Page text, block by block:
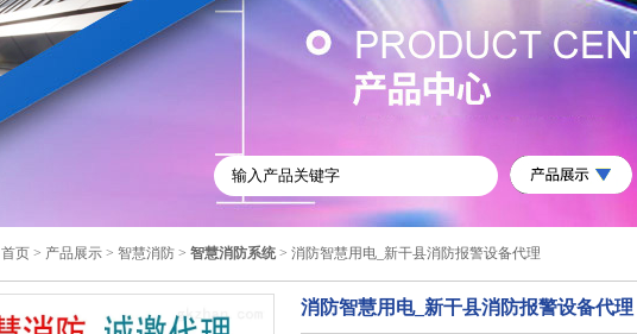
首页 > 产品展示 > 智慧消防 > 智慧消防系统 > 消防智慧用电_新干县消防报警设备代理
消防智慧用电_新干县消防报警设备代理